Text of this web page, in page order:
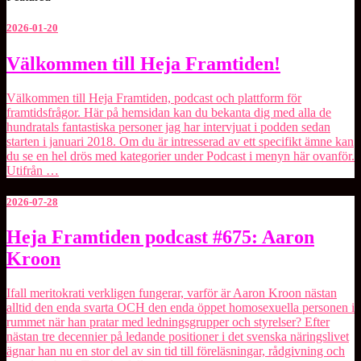
2026-01-20
Välkommen
till
Framtiden!
Välkommen till Heja Framtiden!
Välkommen till Heja Framtiden, podcast och plattform för
framtidsfrågor. Här på hemsidan kan du bekanta dig med alla de
hundratals fantastiska personer jag har intervjuat i podden sedan
starten i januari 2018. Om du är intresserad av ett specifikt ämne kan
du se en hel drös med kategorier under Podcast i menyn här ovanför.
Utifrån …
2026-07-28
Heja
Framtiden
podcast
Aaron
Kroon
Heja Framtiden podcast #675: Aaron
Kroon
Ifall meritokrati verkligen fungerar, varför är ⁠Aaron Kroon⁠ nästan
alltid den enda svarta OCH den enda öppet homosexuella personen i
rummet när han pratar med ledningsgrupper och styrelser? Efter
nästan tre decennier på ledande positioner i det svenska näringslivet
ägnar han nu en stor del av sin tid till föreläsningar, rådgivning och